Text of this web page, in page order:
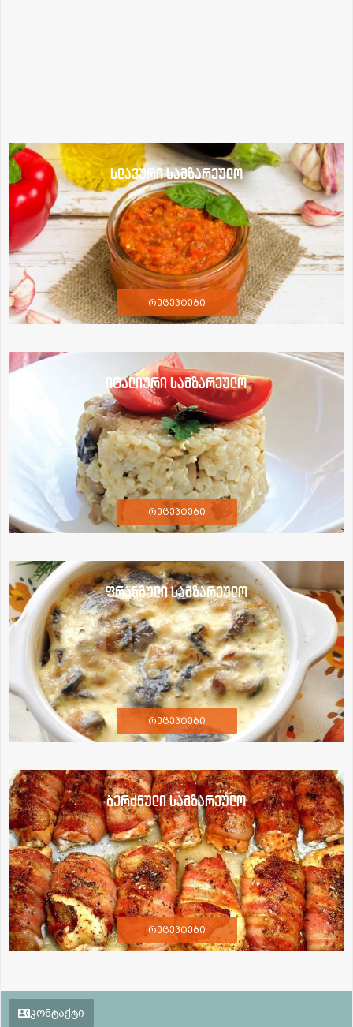
სლავური სამზარეულო
რეცეპტები
იტალიური სამზარეულო
რეცეპტები
ფრანგული სამზარეულო
რეცეპტები
ბერძნული სამზარეულო
რეცეპტები
კონტაქტი